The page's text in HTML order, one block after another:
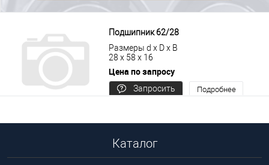
Подшипник 62/28
Размеры d x D x B
28 x 58 x 16
Цена по запросу
Запросить
Подробнее
Каталог